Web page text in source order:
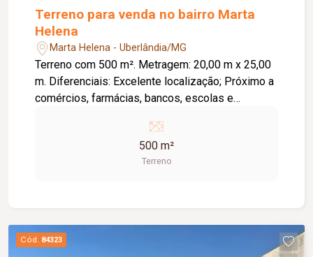
Terreno para venda no bairro Marta
Helena
Marta Helena - Uberlândia/MG
Terreno com 500 m². Metragem: 20,00 m x 25,00
m. Diferenciais: Excelente localização; Próximo a
comércios, farmácias, bancos, escolas e
com venda direcionada principalmente para o
terreno; Excelente oportunidade para
investimento ou novos projetos.
500 m²
Terreno
Cód. 84323